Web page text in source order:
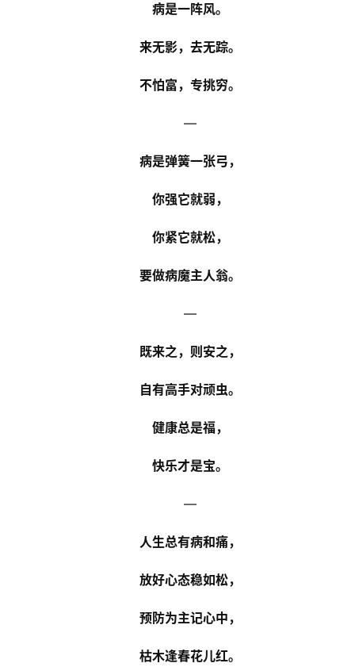
病是一阵风。
来无影，去无踪。
不怕富，专挑穷。
—
病是弹簧一张弓，
你强它就弱，
你紧它就松，
要做病魔主人翁。
—
既来之，则安之，
自有高手对顽虫。
健康总是福，
快乐才是宝。
—
人生总有病和痛，
放好心态稳如松，
预防为主记心中，
枯木逢春花儿红。